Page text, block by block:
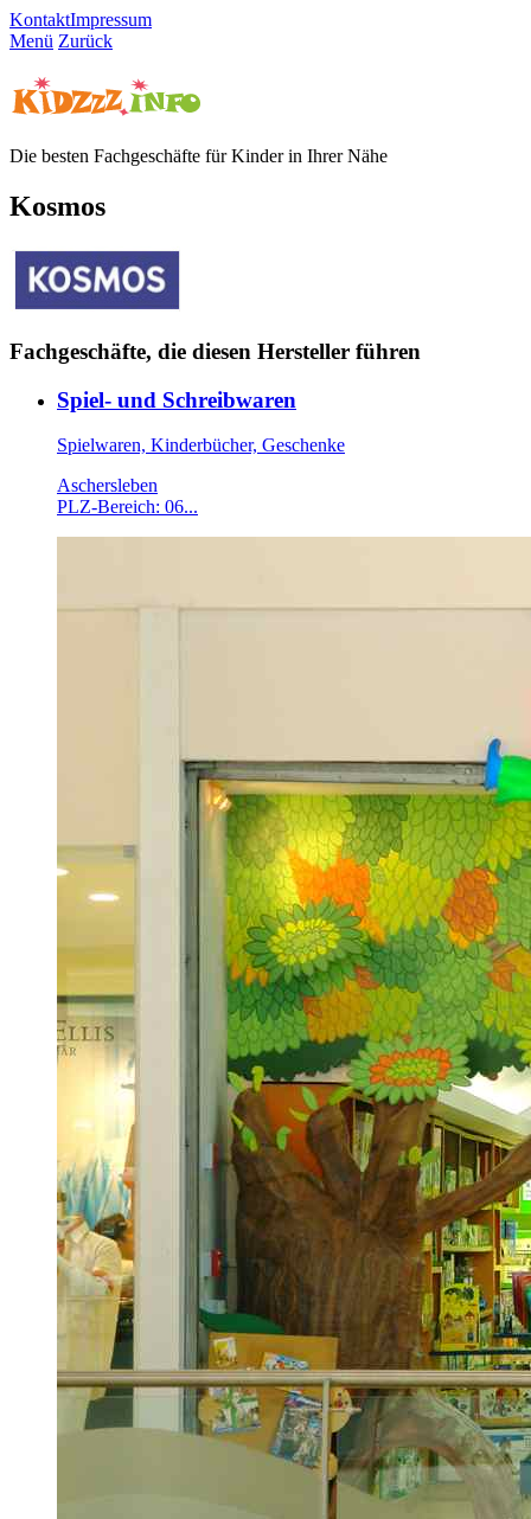
KontaktImpressum
Menü Zurück
Die besten Fachgeschäfte für Kinder in Ihrer Nähe
Kosmos
Fachgeschäfte, die diesen Hersteller führen
Spiel- und Schreibwaren
Spielwaren, Kinderbücher, Geschenke
Aschersleben
PLZ-Bereich: 06...